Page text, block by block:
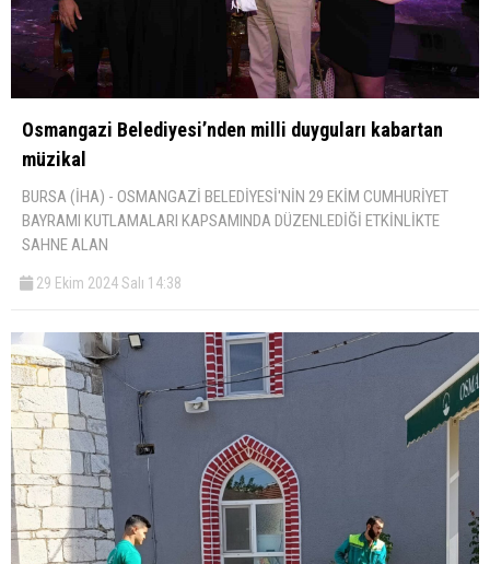
Osmangazi Belediyesi’nden milli duyguları kabartan
müzikal
BURSA (İHA) - OSMANGAZİ BELEDİYESİ'NİN 29 EKİM CUMHURİYET
BAYRAMI KUTLAMALARI KAPSAMINDA DÜZENLEDİĞİ ETKİNLİKTE
SAHNE ALAN
29 Ekim 2024 Salı 14:38